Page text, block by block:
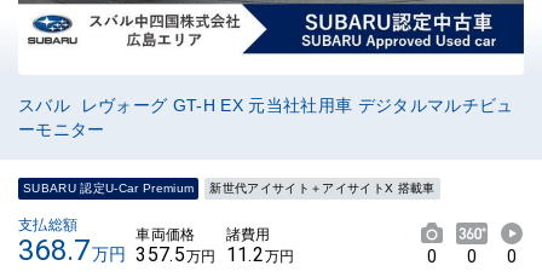
スバル レヴォーグ GT-H EX 元当社社用車 デジタルマルチビュ
ーモニター
SUBARU 認定U-Car Premium 新世代アイサイト＋アイサイトX 搭載車
支払総額
368.7万円
車両価格
357.5万円
諸費用
11.2万円 0 0 0